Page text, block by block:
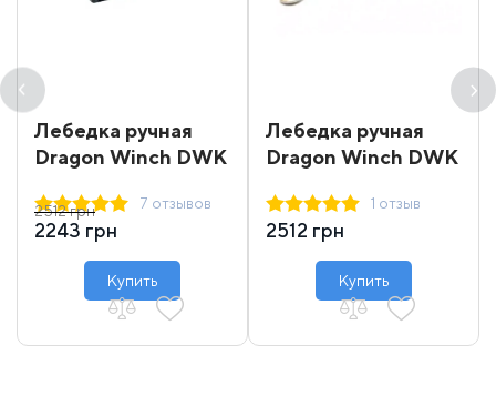
Лебедка ручная
Dragon Winch DWK
7 отзывов
2243 грн
2512 грн
Купить
Лебедка ручная
Dragon Winch DWK
1 отзыв
2512 грн
Купить